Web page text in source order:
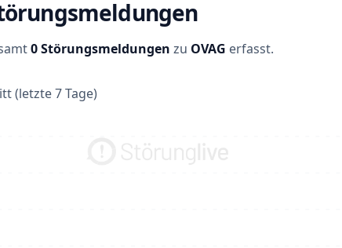
0 Störungsmeldungen zu OVAG erfasst.
(letzte 7 Tage)